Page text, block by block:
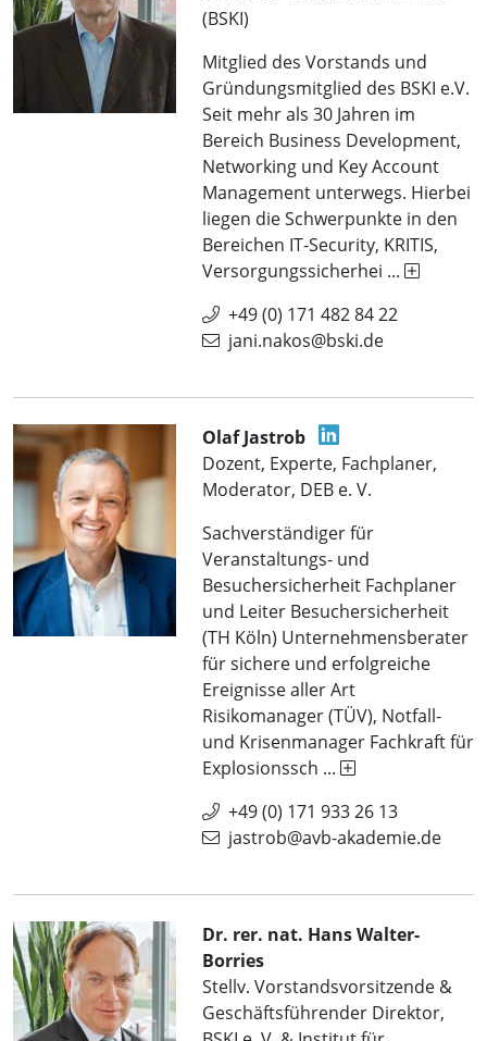
(BSKI)
Mitglied des Vorstands und
Gründungsmitglied des BSKI e.V.
Seit mehr als 30 Jahren im
Bereich Business Development,
Networking und Key Account
Management unterwegs. Hierbei
liegen die Schwerpunkte in den
Bereichen IT-Security, KRITIS,
Versorgungssicherhei ...
+49 (0) 171 482 84 22
jani.nakos@bski.de
Olaf Jastrob
Dozent, Experte, Fachplaner,
Moderator, DEB e. V.
Sachverständiger für
Veranstaltungs- und
Besuchersicherheit Fachplaner
und Leiter Besuchersicherheit
(TH Köln) Unternehmensberater
für sichere und erfolgreiche
Ereignisse aller Art
Risikomanager (TÜV), Notfall-
und Krisenmanager Fachkraft für
Explosionssch ...
+49 (0) 171 933 26 13
jastrob@avb-akademie.de
Dr. rer. nat. Hans Walter-
Borries
Stellv. Vorstandsvorsitzende &
Geschäftsführender Direktor,